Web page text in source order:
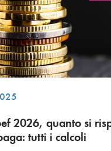
2026, quanto si
tutti i calcoli